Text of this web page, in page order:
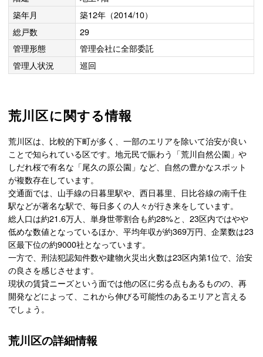
築年月
築12年（2014/10）
総戸数
29
管理形態
管理会社に全部委託
管理人状況
巡回
荒川区に関する情報
荒川区は、比較的下町が多く、一部のエリアを除いて治安が良い
ことで知られている区です。地元民で賑わう「荒川自然公園」や
しだれ桜で有名な「尾久の原公園」など、自然の豊かなスポット
が複数存在しています。
交通面では、山手線の日暮里駅や、西日暮里、日比谷線の南千住
駅などが著名な駅で、毎日多くの人々が行き来をしています。
総人口は約21.6万人、単身世帯割合も約28%と、23区内ではやや
低めな数値となっているほか、平均年収が約369万円、企業数は23
区最下位の約9000社となっています。
一方で、刑法犯認知件数や建物火災出火数は23区内第1位で、治安
の良さを感じさせます。
現状の賃貸ニーズという面では他の区に劣る点もあるものの、再
開発などによって、これから伸びる可能性のあるエリアと言える
でしょう。
荒川区の詳細情報